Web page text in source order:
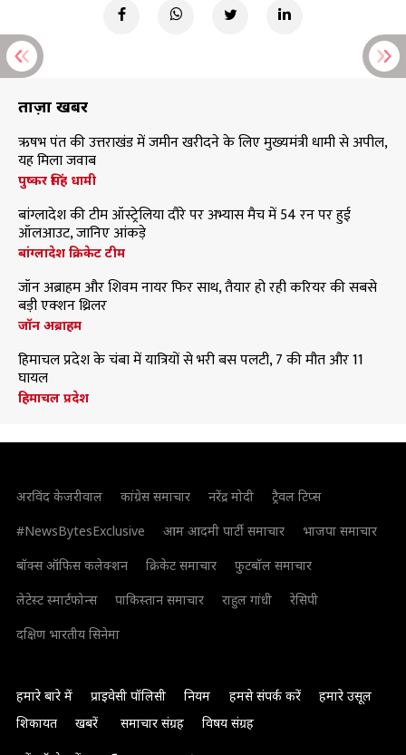
ताज़ा खबरें
ऋषभ पंत की उत्तराखंड में जमीन खरीदने के लिए मुख्यमंत्री धामी से अपील,
यह मिला जवाब
पुष्कर सिंह धामी
बांग्लादेश की टीम ऑस्ट्रेलिया दौरे पर अभ्यास मैच में 54 रन पर हुई
ऑलआउट, जानिए आंकड़े
बांग्लादेश क्रिकेट टीम
जॉन अब्राहम और शिवम नायर फिर साथ, तैयार हो रही करियर की सबसे
बड़ी एक्शन थ्रिलर
जॉन अब्राहम
हिमाचल प्रदेश के चंबा में यात्रियों से भरी बस पलटी, 7 की मौत और 11
घायल
हिमाचल प्रदेश
अरविंद केजरीवाल कांग्रेस समाचार नरेंद्र मोदी
ट्रैवल टिप्स
#NewsBytesExclusive
आम आदमी पार्टी समाचार
भाजपा समाचार
बॉक्स ऑफिस कलेक्शन
क्रिकेट समाचार
फुटबॉल समाचार
लेटेस्ट स्मार्टफोन्स
पाकिस्तान समाचार राहुल गांधी
रेसिपी
दक्षिण भारतीय सिनेमा
हमारे बारे में प्राइवेसी पॉलिसी नियम हमसे संपर्क करें
हमारे उसूल
शिकायत
खबरें समाचार संग्रह विषय संग्रह